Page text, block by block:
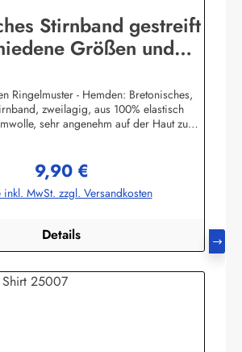
Stirnband gestreift
Größen und
Ringelmuster - Hemden: Bretonisches,
zweilagig, aus 100% elastisch
sehr angenehm auf der Haut zu
bekleidung.de
Regulärer Preis:
9,90 €
inkl. MwSt. zzgl. Versandkosten
Details